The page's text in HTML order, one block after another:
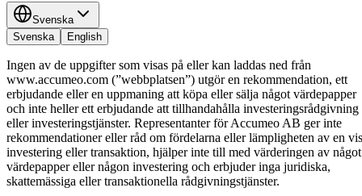
Svenska
Svenska
English
Ingen av de uppgifter som visas på eller kan laddas ned från
www.accumeo.com (”webbplatsen”) utgör en rekommendation, ett
erbjudande eller en uppmaning att köpa eller sälja något värdepapper
och inte heller ett erbjudande att tillhandahålla investeringsrådgivning
eller investeringstjänster. Representanter för Accumeo AB ger inte
rekommendationer eller råd om fördelarna eller lämpligheten av en
investering eller transaktion, hjälper inte till med värderingen av något
värdepapper eller någon investering och erbjuder inga juridiska,
skattemässiga eller transaktionella rådgivningstjänster.